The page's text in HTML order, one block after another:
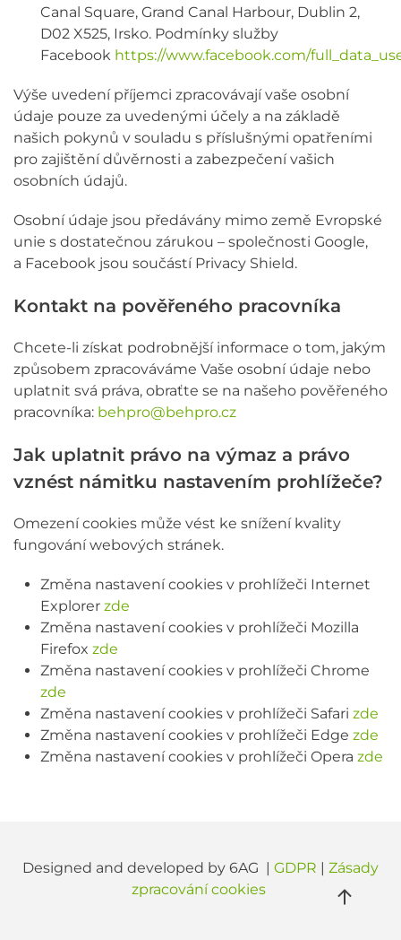
Canal Square, Grand Canal Harbour, Dublin 2,
D02 X525, Irsko. Podmínky služby
Facebook https://www.facebook.com/
Výše uvedení příjemci zpracovávají vaše osobní
údaje pouze za uvedenými účely a na základě
našich pokynů v souladu s příslušnými opatřeními
pro zajištění důvěrnosti a zabezpečení vašich
osobních údajů.
Osobní údaje jsou předávány mimo země Evropské
unie s dostatečnou zárukou – společnosti Google,
a Facebook jsou součástí Privacy Shield.
Kontakt na pověřeného pracovníka
Chcete-li získat podrobnější informace o tom, jakým
způsobem zpracováváme Vaše osobní údaje nebo
uplatnit svá práva, obraťte se na našeho pověřeného
pracovníka: behpro@behpro.cz
Jak uplatnit právo na výmaz a právo
vznést námitku nastavením prohlížeče?
Omezení cookies může vést ke snížení kvality
fungování webových stránek.
Změna nastavení cookies v prohlížeči Internet
Explorer zde
Změna nastavení cookies v prohlížeči Mozilla
Firefox zde
Změna nastavení cookies v prohlížeči Chrome
zde
Změna nastavení cookies v prohlížeči Safari zde
Změna nastavení cookies v prohlížeči Edge zde
Změna nastavení cookies v prohlížeči Opera zde
Designed and developed by 6AG | GDPR | Zásady
zpracování cookies